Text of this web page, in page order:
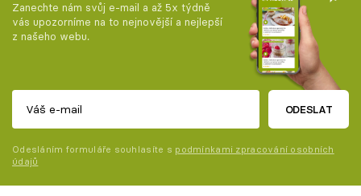
Zanechte nám svůj e-mail a až 5x týdně
vás upozorníme na to nejnovější a nejlepší
z našeho webu.
ODESLAT
Odesláním formuláře souhlasíte s podmínkami zpracování osobních
údajů